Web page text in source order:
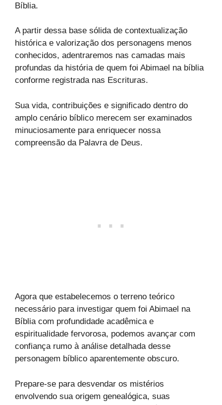
Bíblia.
A partir dessa base sólida de contextualização
histórica e valorização dos personagens menos
conhecidos, adentraremos nas camadas mais
profundas da história de quem foi Abimael na bíblia
conforme registrada nas Escrituras.
Sua vida, contribuições e significado dentro do
amplo cenário bíblico merecem ser examinados
minuciosamente para enriquecer nossa
compreensão da Palavra de Deus.
Agora que estabelecemos o terreno teórico
necessário para investigar quem foi Abimael na
Bíblia com profundidade acadêmica e
espiritualidade fervorosa, podemos avançar com
confiança rumo à análise detalhada desse
personagem bíblico aparentemente obscuro.
Prepare-se para desvendar os mistérios
envolvendo sua origem genealógica, suas